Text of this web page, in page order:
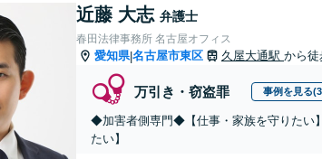
近藤 大志 弁護士
春田法律事務所 名古屋オフィス
愛知県|名古屋市東区 久屋大通駅 から徒
万引き・窃盗罪 事例を見る
◆加害者側専門◆【仕事・家族を守りたい
たい】